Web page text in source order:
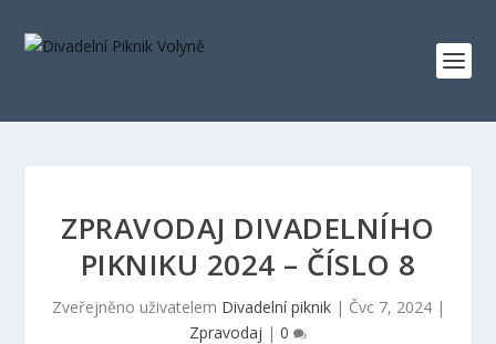
ZPRAVODAJ DIVADELNÍHO
PIKNIKU 2024 – ČÍSLO 8
Zveřejněno uživatelem Divadelní piknik| Čvc 7, 2024|
Zpravodaj | 0